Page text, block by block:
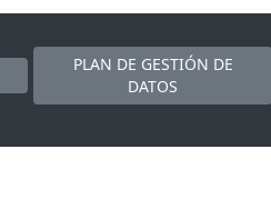
PLAN DE GESTIÓN DE
DATOS